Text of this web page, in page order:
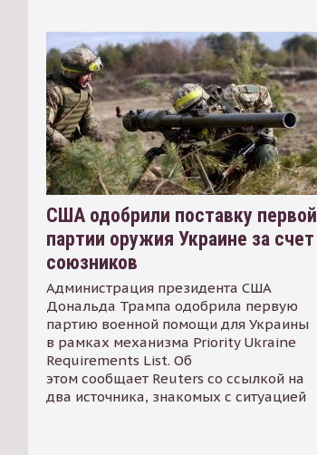
США одобрили поставку первой
партии оружия Украине за счет
союзников
Администрация президента США
Дональда Трампа одобрила первую
партию военной помощи для Украины
в рамках механизма Priority Ukraine
Requirements List. Об
этом сообщает Reuters со ссылкой на
два источника, знакомых с ситуацией